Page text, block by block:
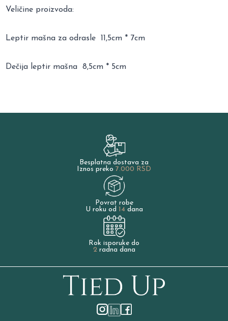
Veličine proizvoda:
Leptir mašna za odrasle 11,5cm * 7cm
Dečija leptir mašna 8,5cm * 5cm
Besplatna dostava za
Iznos preko 7.000 RSD
Povrat robe
U roku od 14dana
Rok isporuke do
2radna dana